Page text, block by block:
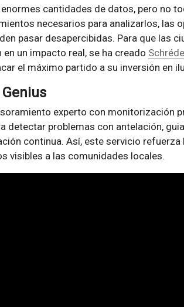
cantidades de datos, pero no
necesarios para analizarlos, las
pasar desapercibidas. Para que las
un impacto real, se ha creado
el máximo partido a su inversión en
experto con monitorización
detectar problemas con antelación,
continua. Así, este servicio
visibles a las comunidades locales.